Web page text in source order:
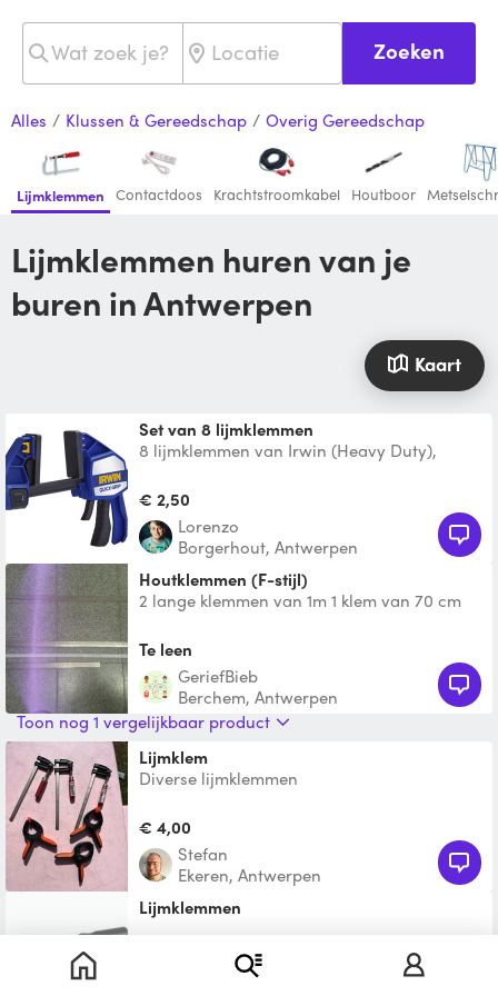
Zoeken
Alles / Klussen & Gereedschap / Overig Gereedschap
Lijmklemmen Contactdoos Krachtstroomkabel Houtboor
Lijmklemmen huren van je
buren in Antwerpen
Kaart
Set van 8 lijmklemmen
8 lijmklemmen van Irwin (Heavy Duty),
€ 2,50
Lorenzo
Borgerhout, Antwerpen
Houtklemmen (F-stijl)
2 lange klemmen van 1m 1 klem van 70 cm
Te leen
GeriefBieb
Berchem, Antwerpen
Toon nog 1 vergelijkbaar product
Lijmklem
Diverse lijmklemmen
€ 4,00
Stefan
Ekeren, Antwerpen
Lijmklemmen